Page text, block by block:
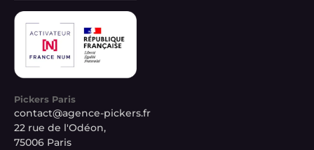
Pickers Paris
contact@agence-pickers.fr
22 rue de l'Odéon,
75006 Paris